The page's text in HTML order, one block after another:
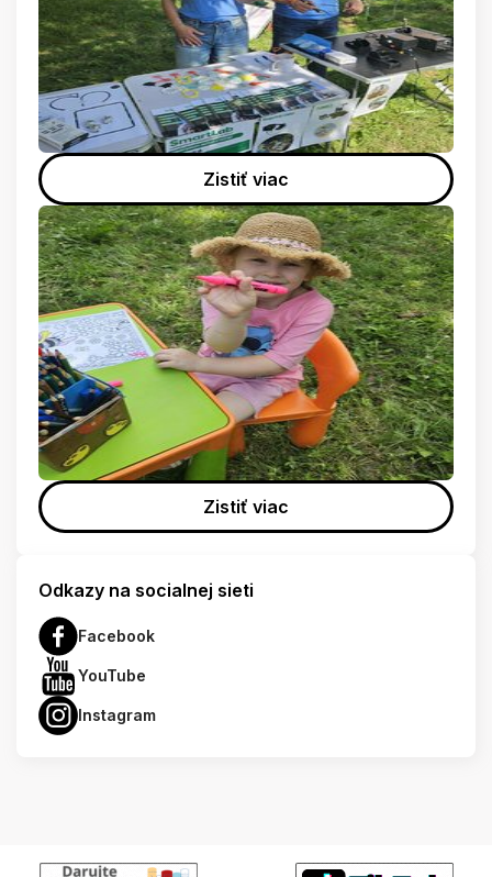
Zistiť viac
Zistiť viac
Odkazy na socialnej sieti
Facebook
YouTube
Instagram